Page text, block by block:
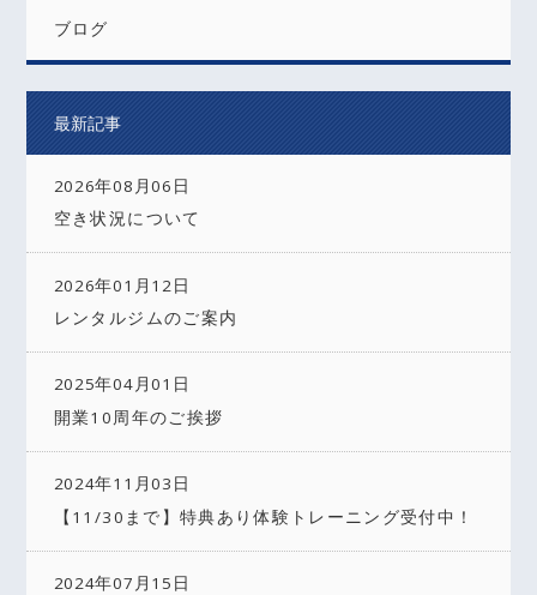
ブログ
最新記事
2026年08月06日
空き状況について
2026年01月12日
レンタルジムのご案内
2025年04月01日
開業10周年のご挨拶
2024年11月03日
【11/30まで】特典あり体験トレーニング受付中！
2024年07月15日